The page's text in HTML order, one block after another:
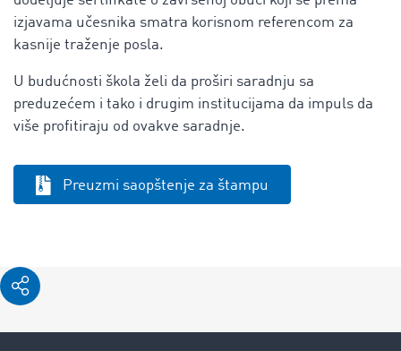
izjavama učesnika smatra korisnom referencom za
kasnije traženje posla.
U budućnosti škola želi da proširi saradnju sa
preduzećem i tako i drugim institucijama da impuls da
više profitiraju od ovakve saradnje.
Preuzmi saopštenje za štampu